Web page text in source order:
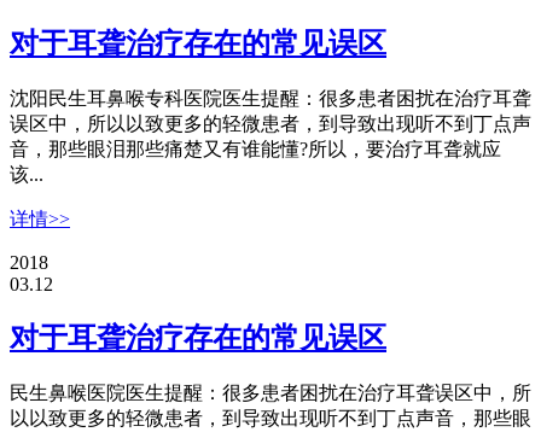
对于耳聋治疗存在的常见误区
沈阳民生耳鼻喉专科医院医生提醒：很多患者困扰在治疗耳聋
误区中，所以以致更多的轻微患者，到导致出现听不到丁点声
音，那些眼泪那些痛楚又有谁能懂?所以，要治疗耳聋就应
该...
详情>>
2018
03.12
对于耳聋治疗存在的常见误区
民生鼻喉医院医生提醒：很多患者困扰在治疗耳聋误区中，所
以以致更多的轻微患者，到导致出现听不到丁点声音，那些眼